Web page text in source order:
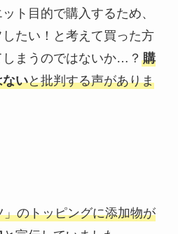
ト目的で購入するため、
たい！と考えて買った方
まうのではないか…？ 購
ないと批判する声がありま
のトッピングに添加物が